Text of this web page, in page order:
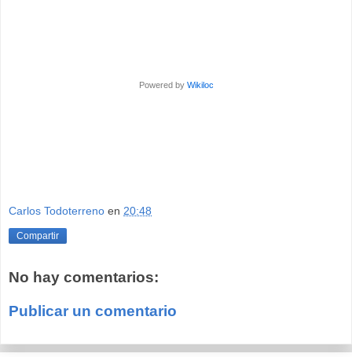
Powered by Wikiloc
Carlos Todoterreno en 20:48
Compartir
No hay comentarios:
Publicar un comentario